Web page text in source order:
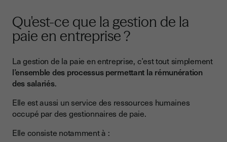
Qu'est-ce que la gestion de la
paie en entreprise ?
La gestion de la paie en entreprise, c’est tout simplement
l’ensemble des processus permettant la rémunération
des salariés.
Elle est aussi un service des ressources humaines
occupé par des gestionnaires de paie.
Elle consiste notamment à :